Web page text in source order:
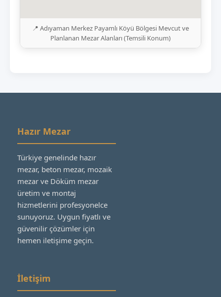
📍 Adıyaman Merkez Payamlı Köyü Bölgesi Mevcut ve
Planlanan Mezar Alanları (Temsili Konum)
Hazır Mezar
Türkiye genelinde hazır
mezar, beton mezar, mozaik
mezar ve Döküm mezar
üretim ve montaj
hizmetlerini profesyonelce
sunuyoruz. Uygun fiyatlı ve
güvenilir çözümler için
hemen iletişime geçin.
İletişim